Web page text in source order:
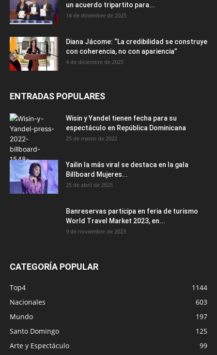
un acuerdo tripartito para...
14 de diciembre de 2025
Diana Jácome: “La credibilidad se construye
con coherencia, no con apariencia”
4 de diciembre de 2025
ENTRADAS POPULARES
Wisin y Yandel tienen fecha para su
espectáculo en República Dominicana
25 de marzo de 2022
Yailin la más viral se destaca en la gala
Billboard Mujeres...
25 de abril de 2025
Banreservas participa en feria de turismo
World Travel Market 2023, en...
9 de noviembre de 2023
CATEGORÍA POPULAR
Top4
1144
Nacionales
603
Mundo
197
Santo Domingo
125
Arte y Espectáculo
99